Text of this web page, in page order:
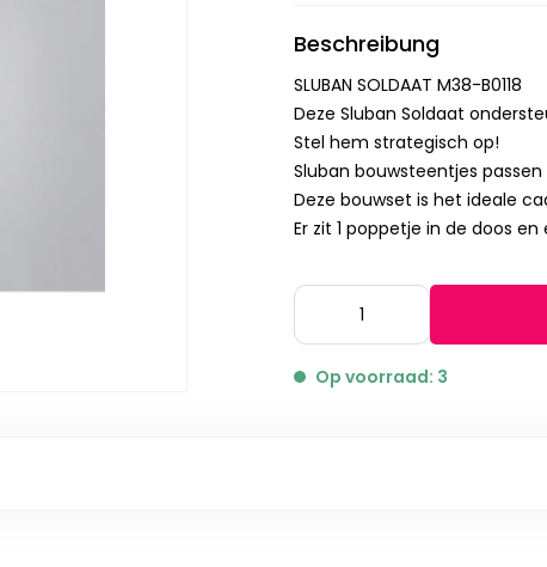
Beschreibung
SLUBAN SOLDAAT M38-B0118
Deze Sluban Soldaat
Stel hem strategisch op!
Sluban bouwsteentjes
Deze bouwset is het ideale
Er zit 1 poppetje in de doos en
Op voorraad: 3